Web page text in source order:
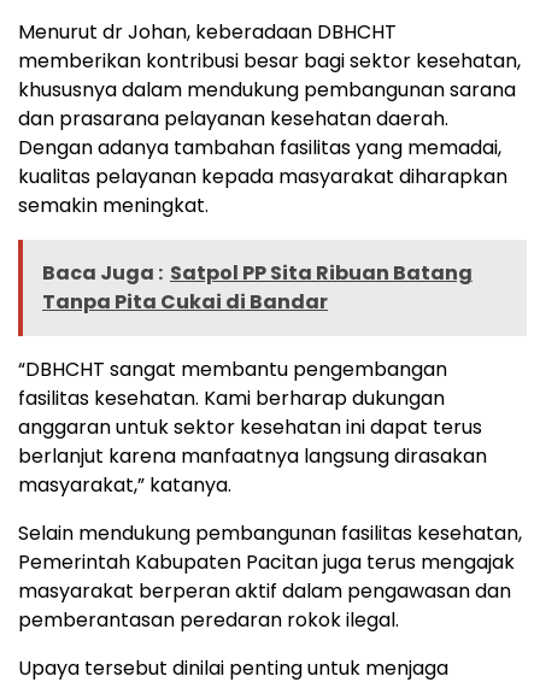
Menurut dr Johan, keberadaan DBHCHT
memberikan kontribusi besar bagi sektor kesehatan,
khususnya dalam mendukung pembangunan sarana
dan prasarana pelayanan kesehatan daerah.
Dengan adanya tambahan fasilitas yang memadai,
kualitas pelayanan kepada masyarakat diharapkan
semakin meningkat.
Baca Juga : Satpol PP Sita Ribuan Batang
Tanpa Pita Cukai di Bandar
“DBHCHT sangat membantu pengembangan
fasilitas kesehatan. Kami berharap dukungan
anggaran untuk sektor kesehatan ini dapat terus
berlanjut karena manfaatnya langsung dirasakan
masyarakat,” katanya.
Selain mendukung pembangunan fasilitas kesehatan,
Pemerintah Kabupaten Pacitan juga terus mengajak
masyarakat berperan aktif dalam pengawasan dan
pemberantasan peredaran rokok ilegal.
Upaya tersebut dinilai penting untuk menjaga